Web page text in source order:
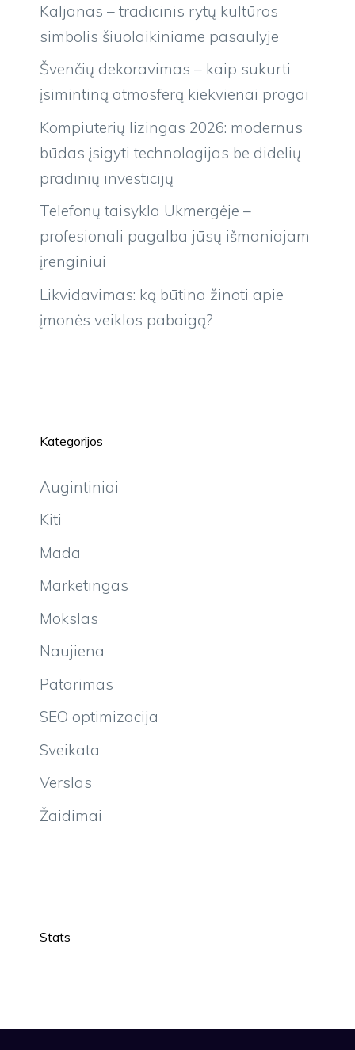
Kaljanas – tradicinis rytų kultūros
simbolis šiuolaikiniame pasaulyje
Švenčių dekoravimas – kaip sukurti
įsimintiną atmosferą kiekvienai progai
Kompiuterių lizingas 2026: modernus
būdas įsigyti technologijas be didelių
pradinių investicijų
Telefonų taisykla Ukmergėje –
profesionali pagalba jūsų išmaniajam
įrenginiui
Likvidavimas: ką būtina žinoti apie
įmonės veiklos pabaigą?
Kategorijos
Augintiniai
Kiti
Mada
Marketingas
Mokslas
Naujiena
Patarimas
SEO optimizacija
Sveikata
Verslas
Žaidimai
Stats